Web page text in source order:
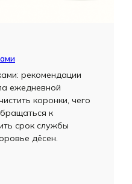
рекомендации
ежедневной
коронки, чего
к
срок службы
дёсен.